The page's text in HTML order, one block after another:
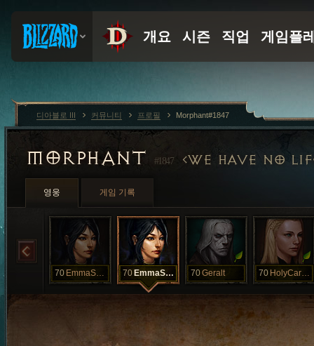
MORPHANT #1847 WE HAVE NO
영웅 게임 기록
70 EmmaSwan 70 EmmaSwan 70Geralt 70 HolyCaramel
디아블로 III 커뮤니티 프로필 Morphant#1847